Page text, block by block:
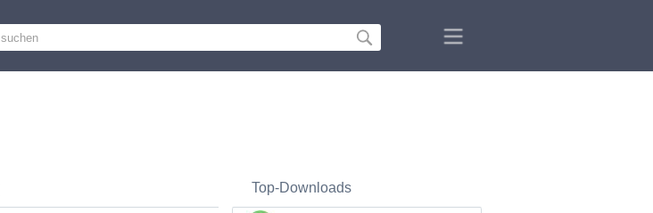
Top-Downloads